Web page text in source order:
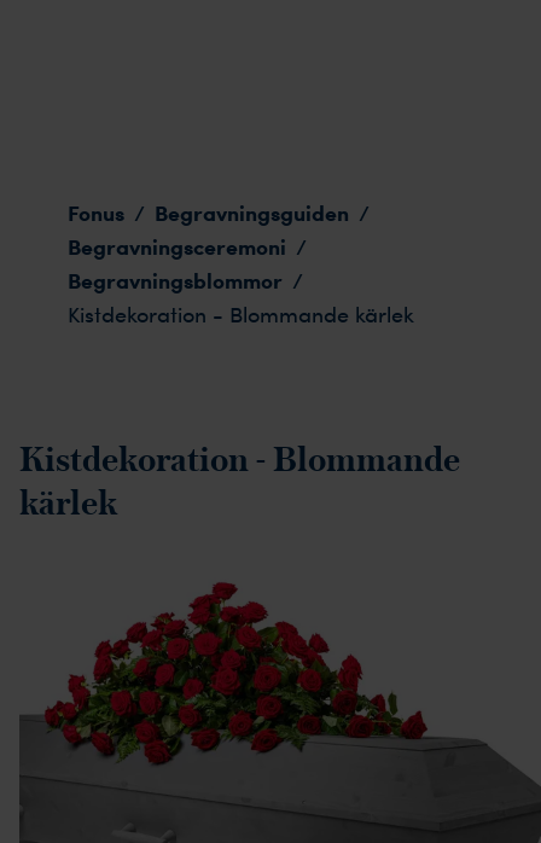
Fonus / Begravningsguiden /
Begravningsceremoni /
Begravningsblommor /
Kistdekoration - Blommande kärlek
Kistdekoration - Blommande
kärlek